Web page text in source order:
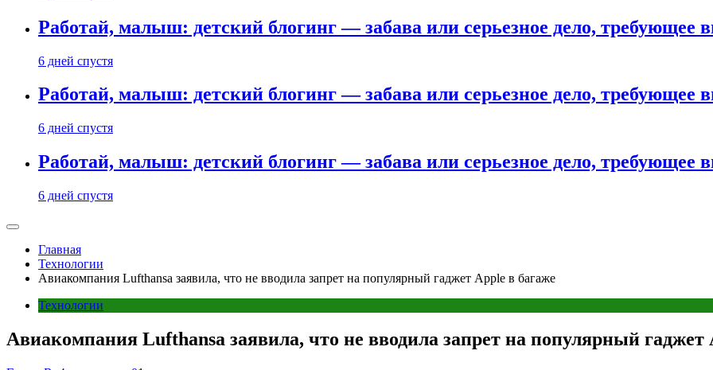
Работай, малыш: детский блогинг — забава или серьезное дело, требующее
6 дней спустя
Работай, малыш: детский блогинг — забава или серьезное дело, требующее
6 дней спустя
Работай, малыш: детский блогинг — забава или серьезное дело, требующее
6 дней спустя
Главная
Технологии
Авиакомпания Lufthansa заявила, что не вводила запрет на популярный гаджет Apple в багаже
Технологии
Авиакомпания Lufthansa заявила, что не вводила запрет на популярный гаджет